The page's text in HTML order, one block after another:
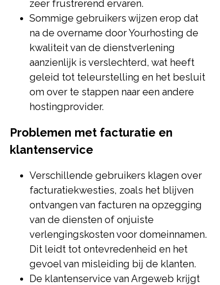
zeer frustrerend ervaren.
Sommige gebruikers wijzen erop dat
na de overname door Yourhosting de
kwaliteit van de dienstverlening
aanzienlijk is verslechterd, wat heeft
geleid tot teleurstelling en het besluit
om over te stappen naar een andere
hostingprovider.
Problemen met facturatie en
klantenservice
Verschillende gebruikers klagen over
facturatiekwesties, zoals het blijven
ontvangen van facturen na opzegging
van de diensten of onjuiste
verlengingskosten voor domeinnamen.
Dit leidt tot ontevredenheid en het
gevoel van misleiding bij de klanten.
De klantenservice van Argeweb krijgt